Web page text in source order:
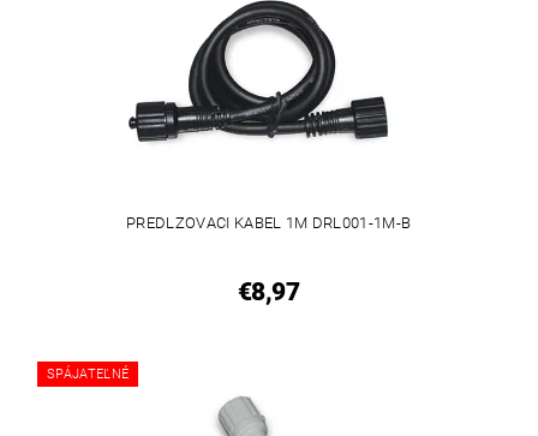
PREDLZOVACI KABEL 1M DRL001-1M-B
€8,97
SPÁJATEĽNÉ